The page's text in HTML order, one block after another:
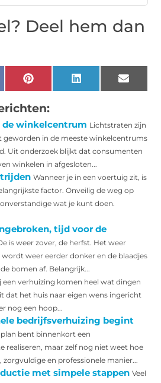
Deel hem dan
Pinterest LinkedIn Email
winkelcentrum Lichtstraten zijn
geworden in de meeste winkelcentrums
Uit onderzoek blijkt dat consumenten
winkelen in afgesloten...
Wanneer je in een voertuig zit, is
factor. Onveilig de weg op
wat je kunt doen.
tijd voor de
is weer zover, de herfst. Het weer
weer eerder donker en de blaadjes
bomen af. Belangrijk...
een verhuizing komen heel wat dingen
dat het huis naar eigen wens ingericht
nog een hoop...
bedrijfsverhuizing begint
plan bent binnenkort een
realiseren, maar zelf nog niet weet hoe
zorgvuldige en professionele manier...
met simpele stappen Veel